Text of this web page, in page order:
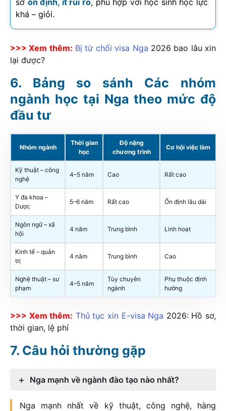
khá – giỏi.
>>> Xem thêm: Bị từ chối visa Nga 2026 bao lâu xin
lại được?
Bảng so sánh Các nhóm
ngành học tại Nga theo mức độ
đầu tư
Nhóm ngành
Thời gian
học
Độ nặng
chương trình
Cơ hội việc làm
Kỹ thuật – công
nghệ
4–5 năm Cao Rất cao
Y đa khoa –
Dược
5–6 năm Rất cao Ổn định lâu dài
Ngôn ngữ – xã
hội
4 năm Trung bình Linh hoạt
Kinh tế – quản
trị
4 năm Trung bình Cao
Nghệ thuật – sư
phạm
4–5 năm
Tùy chuyên
ngành
Phụ thuộc định
hướng
>>> Xem thêm: Thủ tục xin E-visa Nga 2026: Hồ sơ,
thời gian, lệ phí
Câu hỏi thường gặp
Nga mạnh về ngành đào tạo nào nhất?
Nga mạnh nhất về kỹ thuật, công nghệ, hàng